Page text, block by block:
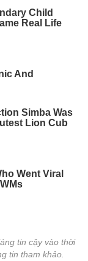
tin cậy vào thời
tin tham khảo.